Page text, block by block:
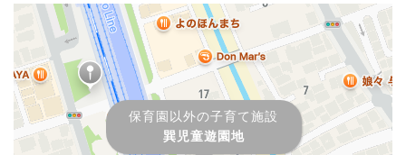
保育園以外の子育て施設
巽児童遊園地